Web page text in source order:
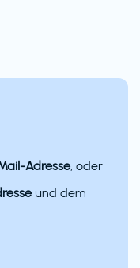
Adresse, oder
und dem